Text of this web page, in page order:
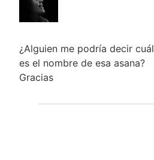
¿Alguien me podría decir cuál
es el nombre de esa asana?
Gracias